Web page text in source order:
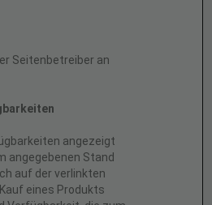
Seitenbetreiber an
angezeigt
angegebenen Stand
auf der verlinkten
eines Produkts